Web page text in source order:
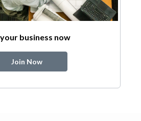
business now
Join Now